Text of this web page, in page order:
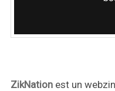
ZikNationest un